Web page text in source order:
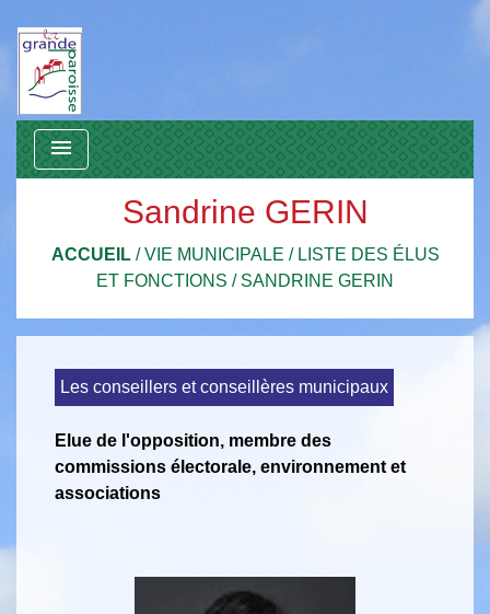
menu
Sandrine GERIN
ACCUEIL/VIE MUNICIPALE / LISTE DES ÉLUS
ET FONCTIONS / SANDRINE GERIN
Les conseillers et conseillères municipaux
Elue de l'opposition, membre des
commissions électorale, environnement et
associations